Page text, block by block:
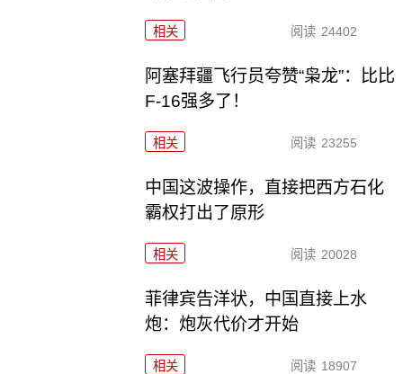
相关 阅读 24402
阿塞拜疆飞行员夸赞“枭龙”：比比
F-16强多了！
相关 阅读 23255
中国这波操作，直接把西方石化
霸权打出了原形
相关 阅读 20028
菲律宾告洋状，中国直接上水
炮：炮灰代价才开始
相关 阅读 18907